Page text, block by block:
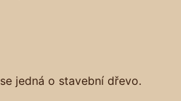
jedná o stavební dřevo.